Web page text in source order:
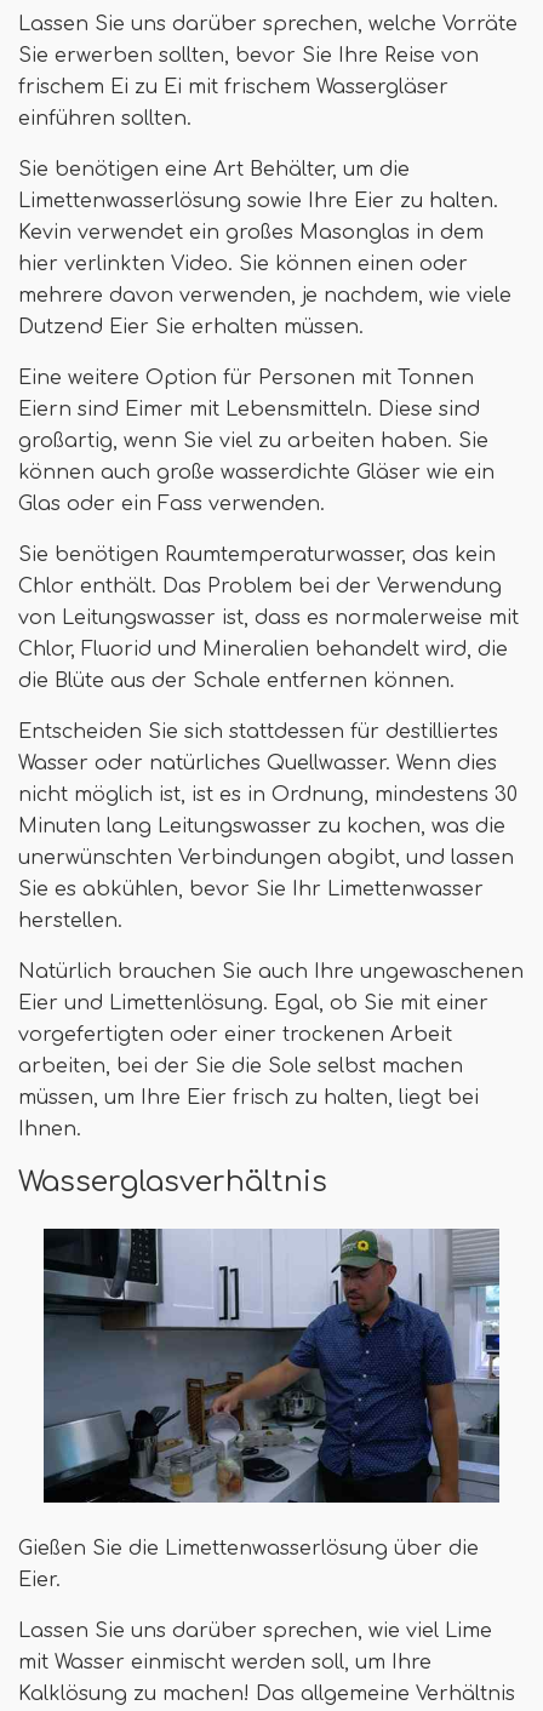
Lassen Sie uns darüber sprechen, welche Vorräte
Sie erwerben sollten, bevor Sie Ihre Reise von
frischem Ei zu Ei mit frischem Wassergläser
einführen sollten.
Sie benötigen eine Art Behälter, um die
Limettenwasserlösung sowie Ihre Eier zu halten.
Kevin verwendet ein großes Masonglas in dem
hier verlinkten Video. Sie können einen oder
mehrere davon verwenden, je nachdem, wie viele
Dutzend Eier Sie erhalten müssen.
Eine weitere Option für Personen mit Tonnen
Eiern sind Eimer mit Lebensmitteln. Diese sind
großartig, wenn Sie viel zu arbeiten haben. Sie
können auch große wasserdichte Gläser wie ein
Glas oder ein Fass verwenden.
Sie benötigen Raumtemperaturwasser, das kein
Chlor enthält. Das Problem bei der Verwendung
von Leitungswasser ist, dass es normalerweise mit
Chlor, Fluorid und Mineralien behandelt wird, die
die Blüte aus der Schale entfernen können.
Entscheiden Sie sich stattdessen für destilliertes
Wasser oder natürliches Quellwasser. Wenn dies
nicht möglich ist, ist es in Ordnung, mindestens 30
Minuten lang Leitungswasser zu kochen, was die
unerwünschten Verbindungen abgibt, und lassen
Sie es abkühlen, bevor Sie Ihr Limettenwasser
herstellen.
Natürlich brauchen Sie auch Ihre ungewaschenen
Eier und Limettenlösung. Egal, ob Sie mit einer
vorgefertigten oder einer trockenen Arbeit
arbeiten, bei der Sie die Sole selbst machen
müssen, um Ihre Eier frisch zu halten, liegt bei
Ihnen.
Wasserglasverhältnis
Gießen Sie die Limettenwasserlösung über die
Eier.
Lassen Sie uns darüber sprechen, wie viel Lime
mit Wasser einmischt werden soll, um Ihre
Kalklösung zu machen! Das allgemeine Verhältnis